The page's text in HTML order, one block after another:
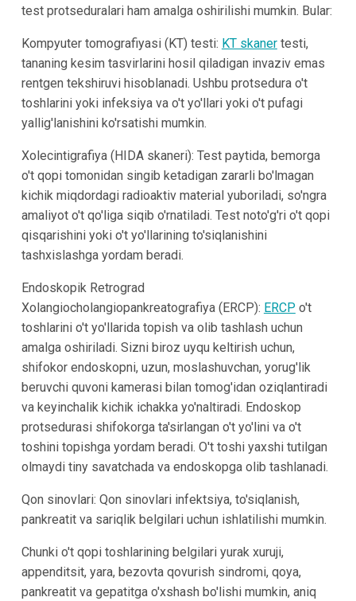
test protseduralari ham amalga oshirilishi mumkin. Bular:
Kompyuter tomografiyasi (KT) testi: KT skanertesti,
tananing kesim tasvirlarini hosil qiladigan invaziv emas
rentgen tekshiruvi hisoblanadi. Ushbu protsedura o't
toshlarini yoki infeksiya va o't yo'llari yoki o't pufagi
yallig'lanishini ko'rsatishi mumkin.
Xolecintigrafiya (HIDA skaneri): Test paytida, bemorga
o't qopi tomonidan singib ketadigan zararli bo'lmagan
kichik miqdordagi radioaktiv material yuboriladi, so'ngra
amaliyot o't qo'liga siqib o'rnatiladi. Test noto'g'ri o't qopi
qisqarishini yoki o't yo'llarining to'siqlanishini
tashxislashga yordam beradi.
Endoskopik Retrograd
Xolangiocholangiopankreatografiya (ERCP): ERCP o't
toshlarini o't yo'llarida topish va olib tashlash uchun
amalga oshiriladi. Sizni biroz uyqu keltirish uchun,
shifokor endoskopni, uzun, moslashuvchan, yorug'lik
beruvchi quvoni kamerasi bilan tomog'idan oziqlantiradi
va keyinchalik kichik ichakka yo'naltiradi. Endoskop
protsedurasi shifokorga ta'sirlangan o't yo'lini va o't
toshini topishga yordam beradi. O't toshi yaxshi tutilgan
olmaydi tiny savatchada va endoskopga olib tashlanadi.
Qon sinovlari: Qon sinovlari infektsiya, to'siqlanish,
pankreatit va sariqlik belgilari uchun ishlatilishi mumkin.
Chunki o't qopi toshlarining belgilari yurak xuruji,
appenditsit, yara, bezovta qovurish sindromi, qoya,
pankreatit va gepatitga o'xshash bo'lishi mumkin, aniq